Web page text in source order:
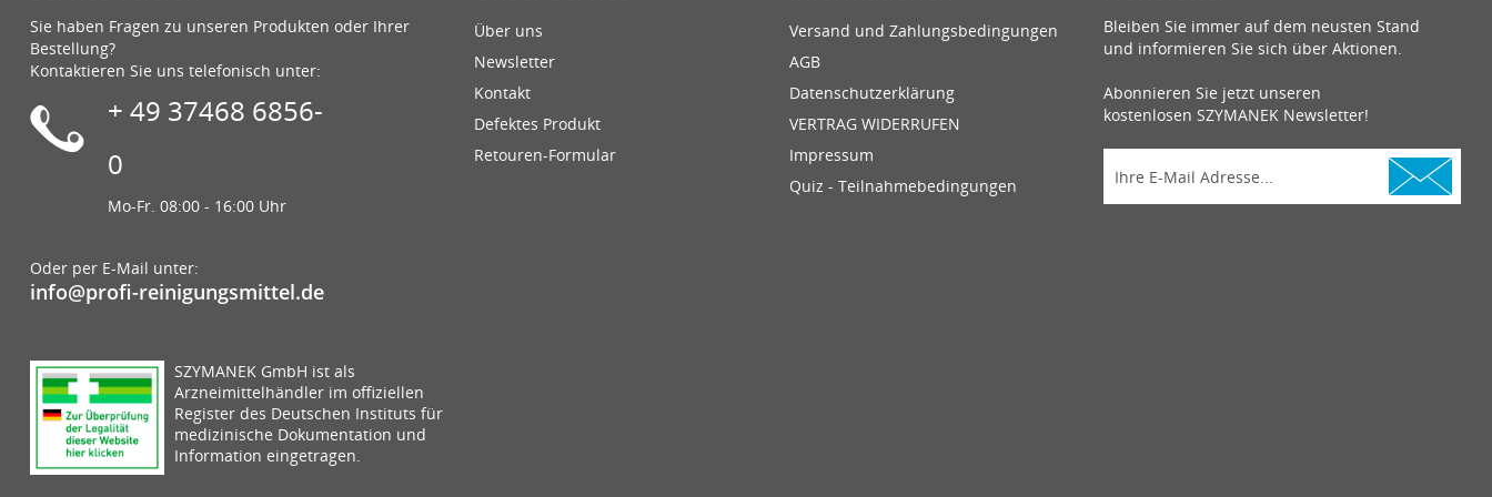
Sie haben Fragen zu unseren Produkten oder Ihrer
Bestellung?
Kontaktieren Sie uns telefonisch unter:
+ 49 37468 6856-
0
Mo-Fr. 08:00 - 16:00 Uhr
Oder per E-Mail unter:
info@profi-reinigungsmittel.de
SZYMANEK GmbH ist als
Arzneimittelhändler im offiziellen
Register des Deutschen Instituts für
medizinische Dokumentation und
Information eingetragen.
Über uns
Newsletter
Kontakt
Defektes Produkt
Retouren-Formular
Versand und Zahlungsbedingungen
AGB
Datenschutzerklärung
VERTRAG WIDERRUFEN
Impressum
Quiz - Teilnahmebedingungen
Bleiben Sie immer auf dem neusten Stand
und informieren Sie sich über Aktionen.
Abonnieren Sie jetzt unseren
kostenlosen SZYMANEK Newsletter!